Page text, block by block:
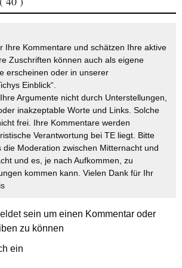
Ihre Kommentare und schätzen Ihre aktive
Zuschriften können auch als eigene
erscheinen oder in unserer
Einblick“.
Argumente nicht durch Unterstellungen,
inakzeptable Worte und Links. Solche
frei. Ihre Kommentare werden
Verantwortung bei TE liegt. Bitte
die Moderation zwischen Mitternacht und
und es, je nach Aufkommen, zu
kommen kann. Vielen Dank für Ihr
sein um einen Kommentar oder
zu können
ein